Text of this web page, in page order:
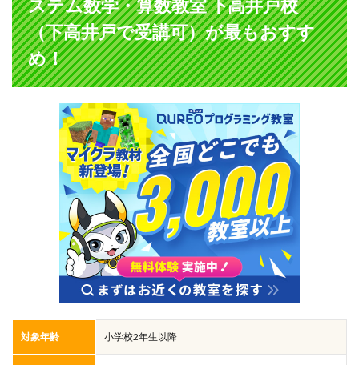
ステム数学・算数教室 下高井戸校
（下高井戸で受講可）が最もおすす
め！
対象年齢 小学校2年生以降